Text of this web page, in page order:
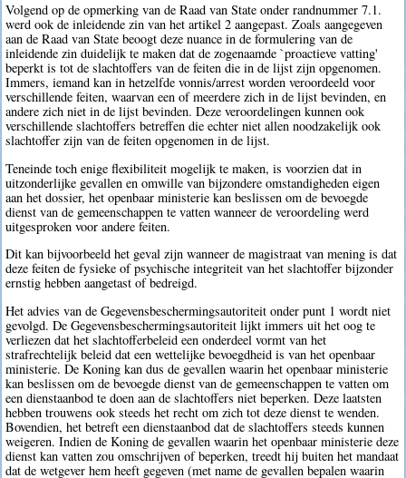
Volgend op de opmerking van de Raad van State onder randnummer 7.1.
werd ook de inleidende zin van het artikel 2 aangepast. Zoals aangegeven
aan de Raad van State beoogt deze nuance in de formulering van de
inleidende zin duidelijk te maken dat de zogenaamde `proactieve vatting'
beperkt is tot de slachtoffers van de feiten die in de lijst zijn opgenomen.
Immers, iemand kan in hetzelfde vonnis/arrest worden veroordeeld voor
verschillende feiten, waarvan een of meerdere zich in de lijst bevinden, en
andere zich niet in de lijst bevinden. Deze veroordelingen kunnen ook
verschillende slachtoffers betreffen die echter niet allen noodzakelijk ook
slachtoffer zijn van de feiten opgenomen in de lijst.
Teneinde toch enige flexibiliteit mogelijk te maken, is voorzien dat in
uitzonderlijke gevallen en omwille van bijzondere omstandigheden eigen
aan het dossier, het openbaar ministerie kan beslissen om de bevoegde
dienst van de gemeenschappen te vatten wanneer de veroordeling werd
uitgesproken voor andere feiten.
Dit kan bijvoorbeeld het geval zijn wanneer de magistraat van mening is dat
deze feiten de fysieke of psychische integriteit van het slachtoffer bijzonder
ernstig hebben aangetast of bedreigd.
Het advies van de Gegevensbeschermingsautoriteit onder punt 1 wordt niet
gevolgd. De Gegevensbeschermingsautoriteit lijkt immers uit het oog te
verliezen dat het slachtofferbeleid een onderdeel vormt van het
strafrechtelijk beleid dat een wettelijke bevoegdheid is van het openbaar
ministerie. De Koning kan dus de gevallen waarin het openbaar ministerie
kan beslissen om de bevoegde dienst van de gemeenschappen te vatten om
een dienstaanbod te doen aan de slachtoffers niet beperken. Deze laatsten
hebben trouwens ook steeds het recht om zich tot deze dienst te wenden.
Bovendien, het betreft een dienstaanbod dat de slachtoffers steeds kunnen
weigeren. Indien de Koning de gevallen waarin het openbaar ministerie deze
dienst kan vatten zou omschrijven of beperken, treedt hij buiten het mandaat
dat de wetgever hem heeft gegeven (met name de gevallen bepalen waarin